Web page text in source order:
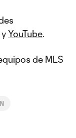
yYouTube.
de MLS